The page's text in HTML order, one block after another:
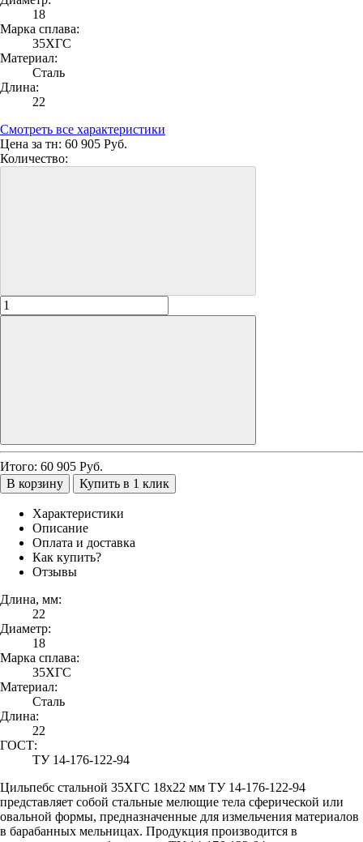
18
Марка сплава:
35ХГС
Материал:
Сталь
Длина:
22
Смотреть все характеристики
Цена за тн: 60 905 Руб.
Количество:
Итого: 60 905 Руб.
В корзину
Купить в 1 клик
Характеристики
Описание
Оплата и доставка
Как купить?
Отзывы
Длина, мм:
22
Диаметр:
18
Марка сплава:
35ХГС
Материал:
Сталь
Длина:
22
ГОСТ:
ТУ 14-176-122-94
Цильпебс стальной 35ХГС 18х22 мм ТУ 14-176-122-94
представляет собой стальные мелющие тела сферической или
овальной формы, предназначенные для измельчения материалов
в барабанных мельницах. Продукция производится в